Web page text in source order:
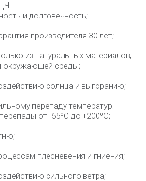
и долговечность;
производителя 30 лет;
из натуральных материалов,
окружающей среды;
солнца и выгоранию;
перепаду температур,
от -65ºС до +200ºС;
плесневения и гниения;
сильного ветра;